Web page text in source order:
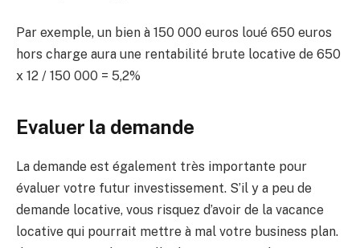
Par exemple, un bien à 150 000 euros loué 650 euros
hors charge aura une rentabilité brute locative de 650
x 12 / 150 000 = 5,2%
Evaluer la demande
La demande est également très importante pour
évaluer votre futur investissement. S’il y a peu de
demande locative, vous risquez d’avoir de la vacance
locative qui pourrait mettre à mal votre business plan.